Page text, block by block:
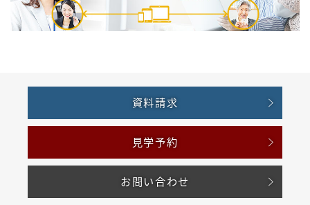
資料請求
見学予約
お問い合わせ